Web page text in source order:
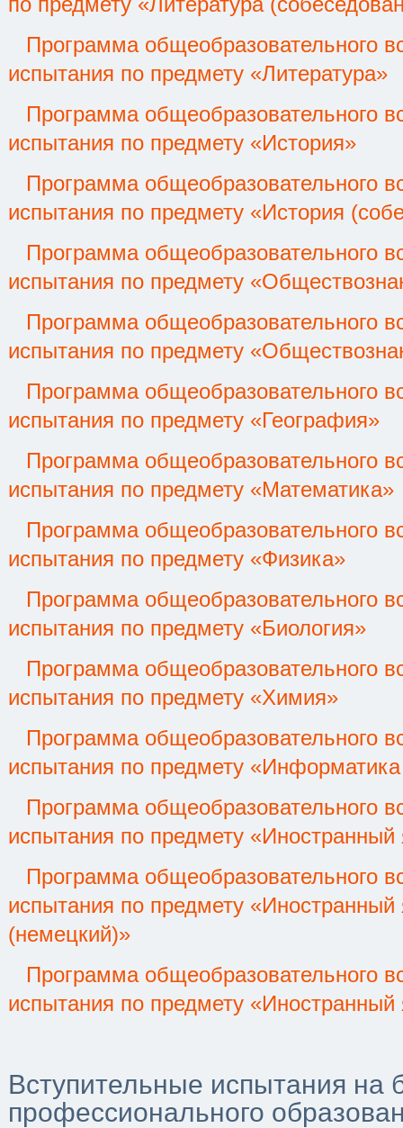
Программа общеобразовательного
испытания по предмету «Литература»
Программа общеобразовательного
испытания по предмету «История»
Программа общеобразовательного
испытания по предмету «История
Программа общеобразовательного
испытания по предмету
Программа общеобразовательного
испытания по предмету
Программа общеобразовательного
испытания по предмету «География»
Программа общеобразовательного
испытания по предмету «Математика»
Программа общеобразовательного
испытания по предмету «Физика»
Программа общеобразовательного
испытания по предмету «Биология»
Программа общеобразовательного
испытания по предмету «Химия»
Программа общеобразовательного
испытания по предмету
Программа общеобразовательного
испытания по предмету «Иностранный
Программа общеобразовательного
испытания по предмету «Иностранный
(немецкий)»
Программа общеобразовательного
испытания по предмету
Вступительные испытания на
профессионального